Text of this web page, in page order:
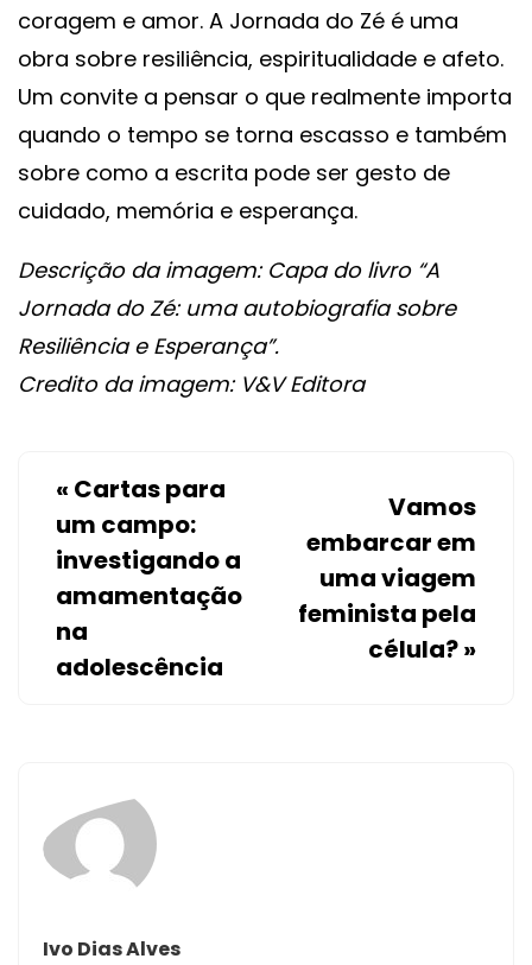
coragem e amor. A Jornada do Zé é uma
obra sobre resiliência, espiritualidade e afeto.
Um convite a pensar o que realmente importa
quando o tempo se torna escasso e também
sobre como a escrita pode ser gesto de
cuidado, memória e esperança.
Descrição da imagem: Capa do livro “A
Jornada do Zé: uma autobiografia sobre
Resiliência e Esperança”.
Credito da imagem: V&V Editora
« Cartas para
um campo:
investigando a
amamentação
na
adolescência
Vamos
embarcar em
uma viagem
feminista pela
célula?»
Ivo Dias Alves